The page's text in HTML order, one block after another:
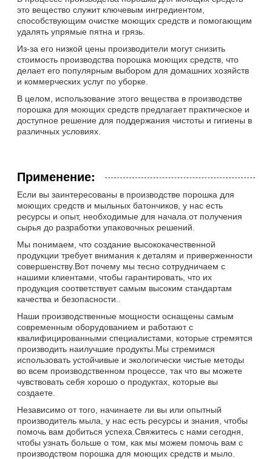
это вещество служит ключевым ингредиентом,
способствующим очистке моющих средств и помогающим
удалять упрямые пятна и грязь.
Из-за его низкой цены производители могут снизить
стоимость производства порошка моющих средств, что
делает его популярным выбором для домашних хозяйств
и коммерческих услуг по уборке.
В целом, использование этого вещества в производстве
порошка для моющих средств предлагает практическое и
доступное решение для поддержания чистоты и гигиены в
различных условиях.
Применение:
Если вы заинтересованы в производстве порошка для
моющих средств и мыльных батончиков, у нас есть
ресурсы и опыт, необходимые для начала.от получения
сырья до разработки упаковочных решений.
Мы понимаем, что создание высококачественной
продукции требует внимания к деталям и приверженности
совершенству.Вот почему мы тесно сотрудничаем с
нашими клиентами, чтобы гарантировать, что их
продукция соответствует самым высоким стандартам
качества и безопасности..
Наши производственные мощности оснащены самым
современным оборудованием и работают с
квалифицированными специалистами, которые стремятся
производить наилучшие продукты.Мы стремимся
использовать устойчивые и экологически чистые методы
во всем производственном процессе, так что вы можете
чувствовать себя хорошо о продуктах, которые вы
создаете.
Независимо от того, начинаете ли вы или опытный
производитель мыла, у нас есть ресурсы и знания, чтобы
помочь вам добиться успеха.Свяжитесь с нами сегодня,
чтобы узнать больше о том, как мы можем помочь вам с
производством порошка для моющих средств и мыло.